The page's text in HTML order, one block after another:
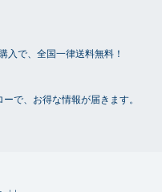
入で、全国一律送料無料！
で、お得な情報が届きます。